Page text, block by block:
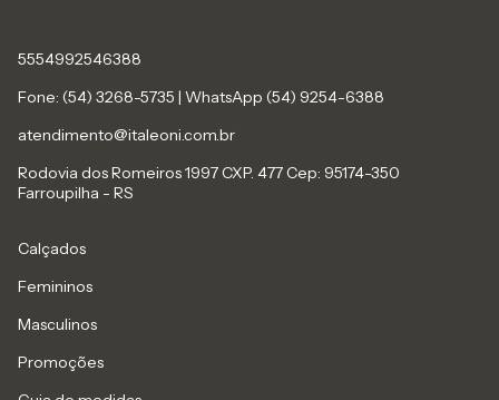
5554992546388
Fone: (54) 3268-5735 | WhatsApp (54) 9254-6388
atendimento@italeoni.com.br
Rodovia dos Romeiros 1997 CXP. 477 Cep: 95174-350
Farroupilha - RS
Calçados
Femininos
Masculinos
Promoções